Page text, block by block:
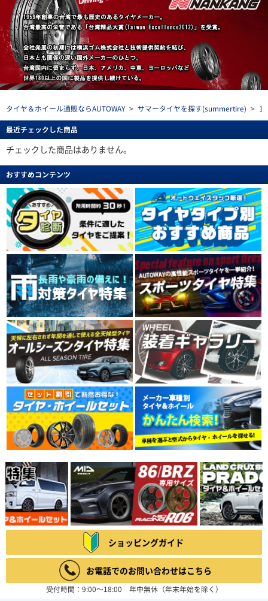
タイヤ＆ホイール通販ならAUTOWAY > サマータイヤを探す(summertire) >
最近チェックした商品
チェックした商品はありません。
おすすめコンテンツ
ショッピングガイド
お電話でのお問い合わせはこちら
受付時間：9:00～18:00 年中無休（年末年始を除く）